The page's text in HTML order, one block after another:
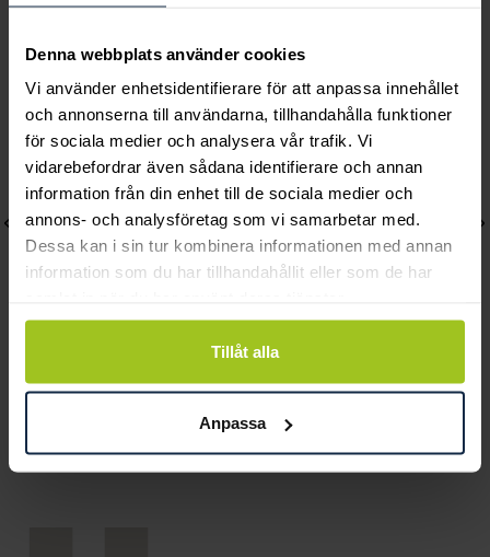
Denna webbplats använder cookies
Vi använder enhetsidentifierare för att anpassa innehållet
och annonserna till användarna, tillhandahålla funktioner
för sociala medier och analysera vår trafik. Vi
vidarebefordrar även sådana identifierare och annan
information från din enhet till de sociala medier och
annons- och analysföretag som vi samarbetar med.
Dessa kan i sin tur kombinera informationen med annan
information som du har tillhandahållit eller som de har
Tillåt alla
Anpassa
Pris
895 kr